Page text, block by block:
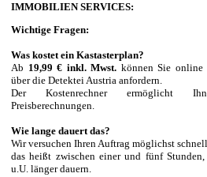
IMMOBILIEN SERVICES:
Wichtige Fragen:
Was kostet ein Kastasterplan?
Ab 19,99 € inkl. Mwst. können Sie online
über die Detektei Austria anfordern.
Der Kostenrechner ermöglicht
Preisberechnungen.
Wie lange dauert das?
Wir versuchen Ihren Auftrag möglichst
das heißt zwischen einer und fünf
u.U. länger dauern.